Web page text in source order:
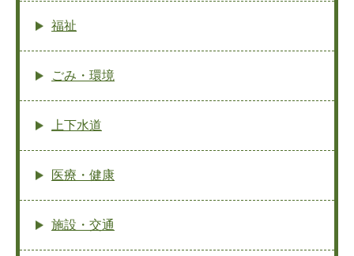
福祉
ごみ・環境
上下水道
医療・健康
施設・交通